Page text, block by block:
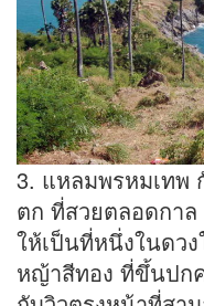
3. แหลมพรหมเทพ
ตก ที่สวยตลอดกาล
ให้เป็นที่หนึ่งในดว
หญ้าสีทอง ที่ขึ้นปก